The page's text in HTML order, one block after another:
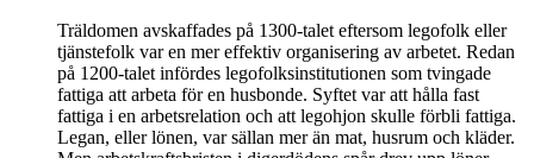
Träldomen avskaffades på 1300-talet eftersom legofolk eller
tjänstefolk var en mer effektiv organisering av arbetet. Redan
på 1200-talet infördes legofolksinstitutionen som tvingade
fattiga att arbeta för en husbonde. Syftet var att hålla fast
fattiga i en arbetsrelation och att legohjon skulle förbli fattiga.
Legan, eller lönen, var sällan mer än mat, husrum och kläder.